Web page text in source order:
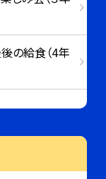
の給食（4年